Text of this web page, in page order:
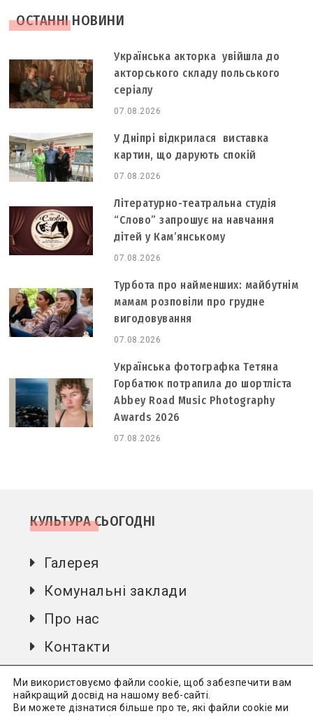
ОСТАННІ НОВИНИ
Українська акторка увійшла до
акторського складу польського
серіалу
07.08.2026
У Дніпрі відкрилася виставка
картин, що дарують спокій
07.08.2026
Літературно-театральна студія
“Слово” запрошує на навчання
дітей у Кам’янському
07.08.2026
Турбота про найменших: майбутнім
мамам розповіли про грудне
вигодовування
07.08.2026
Українська фотографка Тетяна
Горбатюк потрапила до шортліста
Abbey Road Music Photography
Awards 2026
07.08.2026
КУЛЬТУРА СЬОГОДНІ
Галерея
Комунальні заклади
Про нас
Контакти
Ми використовуємо файли cookie, щоб забезпечити вам
найкращий досвід на нашому веб-сайті.
Ви можете дізнатися більше про те, які файли cookie ми